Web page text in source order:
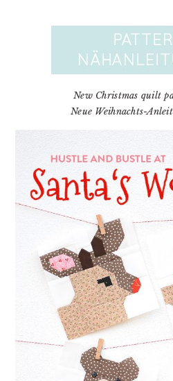
New Christmas quilt
Neue Weihnachts-